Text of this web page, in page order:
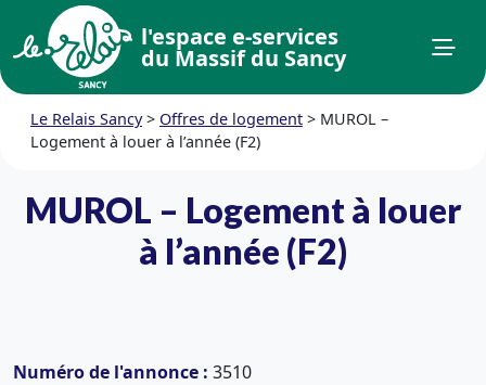
l'espace e-services
du Massif du Sancy
Le Relais Sancy> Offres de logement > MUROL –
Logement à louer à l’année (F2)
MUROL – Logement à louer
à l’année (F2)
Numéro de l'annonce : 3510